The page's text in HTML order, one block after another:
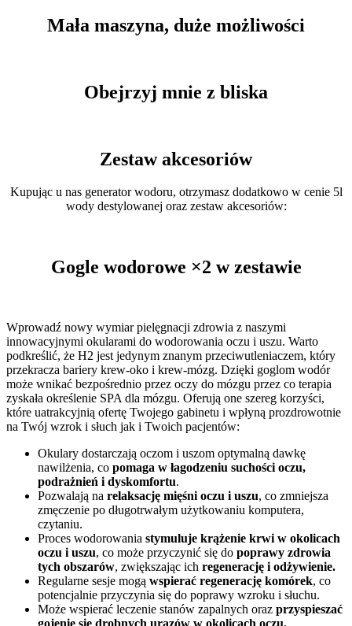
Mała maszyna, duże możliwości
Obejrzyj mnie z bliska
Zestaw akcesoriów
Kupując u nas generator wodoru, otrzymasz dodatkowo w cenie 5l
wody destylowanej oraz zestaw akcesoriów:
Gogle wodorowe ×2 w zestawie
Wprowadź nowy wymiar pielęgnacji zdrowia z naszymi
innowacyjnymi okularami do wodorowania oczu i uszu. Warto
podkreślić, że H2 jest jedynym znanym przeciwutleniaczem, który
przekracza bariery krew-oko i krew-mózg. Dzięki goglom wodór
może wnikać bezpośrednio przez oczy do mózgu przez co terapia
zyskała określenie SPA dla mózgu. Oferują one szereg korzyści,
które uatrakcyjnią ofertę Twojego gabinetu i wpłyną prozdrowotnie
na Twój wzrok i słuch jak i Twoich pacjentów:
Okulary dostarczają oczom i uszom optymalną dawkę
nawilżenia, co pomaga w łagodzeniu suchości oczu,
podrażnień i dyskomfortu.
Pozwalają na relaksację mięśni oczu i uszu, co zmniejsza
zmęczenie po długotrwałym użytkowaniu komputera,
czytaniu.
Proces wodorowania stymuluje krążenie krwi w okolicach
oczu i uszu, co może przyczynić się do poprawy zdrowia
tych obszarów, zwiększając ich regenerację i odżywienie.
Regularne sesje mogą wspierać regenerację komórek, co
potencjalnie przyczynia się do poprawy wzroku i słuchu.
Może wspierać leczenie stanów zapalnych oraz przyspieszać